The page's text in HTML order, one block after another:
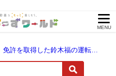
MENU
エモすぎる…亀梨和也、免許を取得した鈴木福の運転でドライブ！